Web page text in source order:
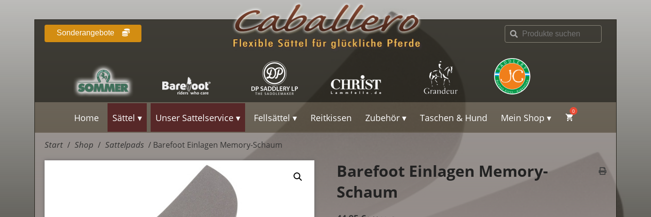
Sonderangebote
Home Sättel Unser Sattelservice Fellsättel Reitkissen Zubehör Taschen & Hund Mein Shop
Start / Shop / Sattelpads / Barefoot Einlagen Memory-Schaum
Barefoot Einlagen Memory-
Schaum